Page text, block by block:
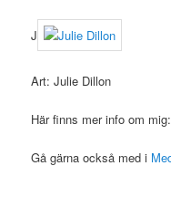
J
Art: Julie Dillon
Här finns mer info om
Gå gärna också med i